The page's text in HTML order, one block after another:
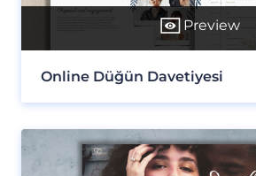
Preview
Online Düğün Davetiyesi